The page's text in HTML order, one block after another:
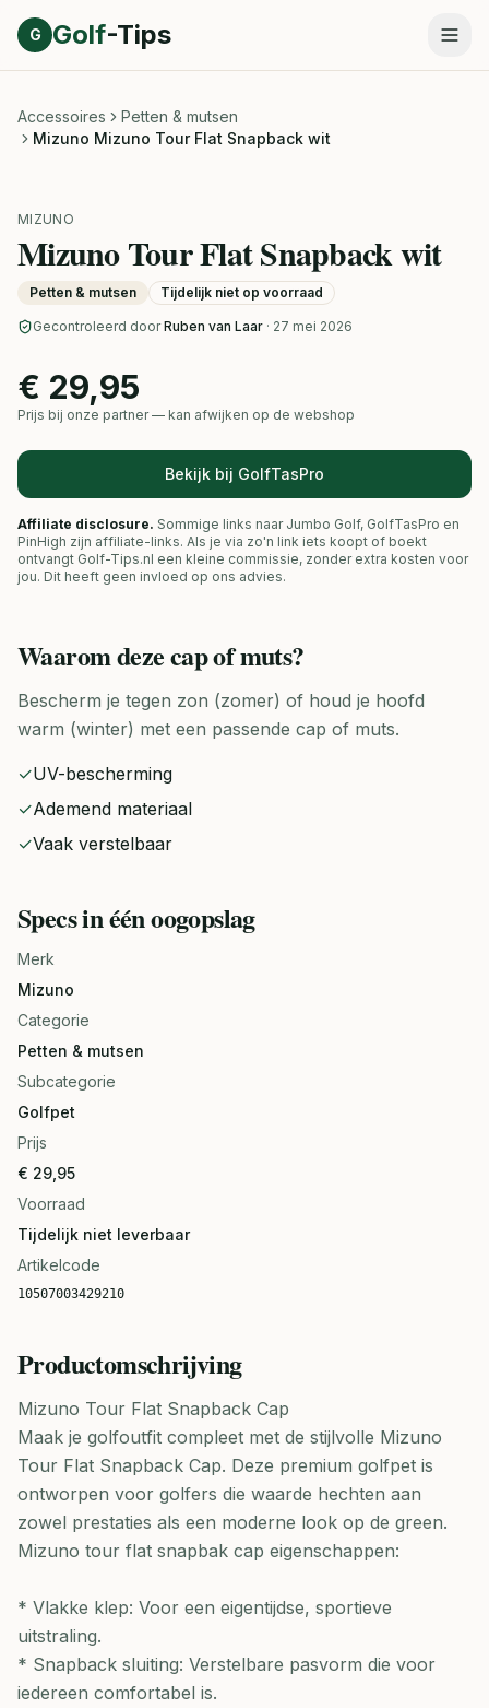
Direct naar inhoud
G Golf-Tips
Accessoires
Petten & mutsen
Mizuno Mizuno Tour Flat Snapback wit
MIZUNO
Mizuno Tour Flat Snapback wit
Petten & mutsen Tijdelijk niet op voorraad
Gecontroleerd door Ruben van Laar · 27 mei 2026
€ 29,95
Prijs bij onze partner — kan afwijken op de webshop
Bekijk bij GolfTasPro
Affiliate disclosure. Sommige links naar Jumbo Golf, GolfTasPro en
PinHigh zijn affiliate-links. Als je via zo'n link iets koopt of boekt
ontvangt Golf-Tips.nl een kleine commissie, zonder extra kosten voor
jou. Dit heeft geen invloed op ons advies.
Waarom dezecap of muts?
Bescherm je tegen zon (zomer) of houd je hoofd
warm (winter) met een passende cap of muts.
✓UV-bescherming
✓Ademend materiaal
✓Vaak verstelbaar
Specs in één oogopslag
Merk
Mizuno
Categorie
Petten & mutsen
Subcategorie
Golfpet
Prijs
€ 29,95
Voorraad
Tijdelijk niet leverbaar
Artikelcode
10507003429210
Productomschrijving
Mizuno Tour Flat Snapback Cap
Maak je golfoutfit compleet met de stijlvolle Mizuno
Tour Flat Snapback Cap. Deze premium golfpet is
ontworpen voor golfers die waarde hechten aan
zowel prestaties als een moderne look op de green.
Mizuno tour flat snapbak cap eigenschappen:
* Vlakke klep: Voor een eigentijdse, sportieve
uitstraling.
* Snapback sluiting: Verstelbare pasvorm die voor
iedereen comfortabel is.